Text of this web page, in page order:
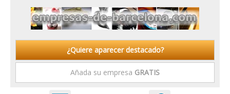
¿Quiere aparecer destacado?
Añada su empresa GRATIS